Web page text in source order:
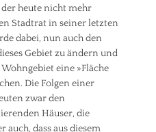
der heute nicht mehr
Stadtrat in seiner letzten
dabei, nun auch den
Gebiet zu ändern und
eine »Fläche
Die Folgen einer
zwar den
Häuser, die
auch, dass aus diesem